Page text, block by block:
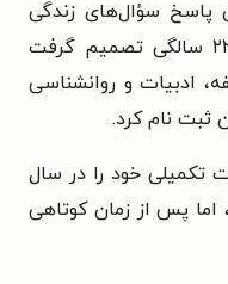
پاسخ سؤال‌های زندگی
خود نیز بود و از این رو در سن ۲۲ سالگی تصمیم گرفت
ادبیات و روانشناسی
ثبت نام کرد.
تکمیلی خود را در سال
اما پس از زمان کوتاهی